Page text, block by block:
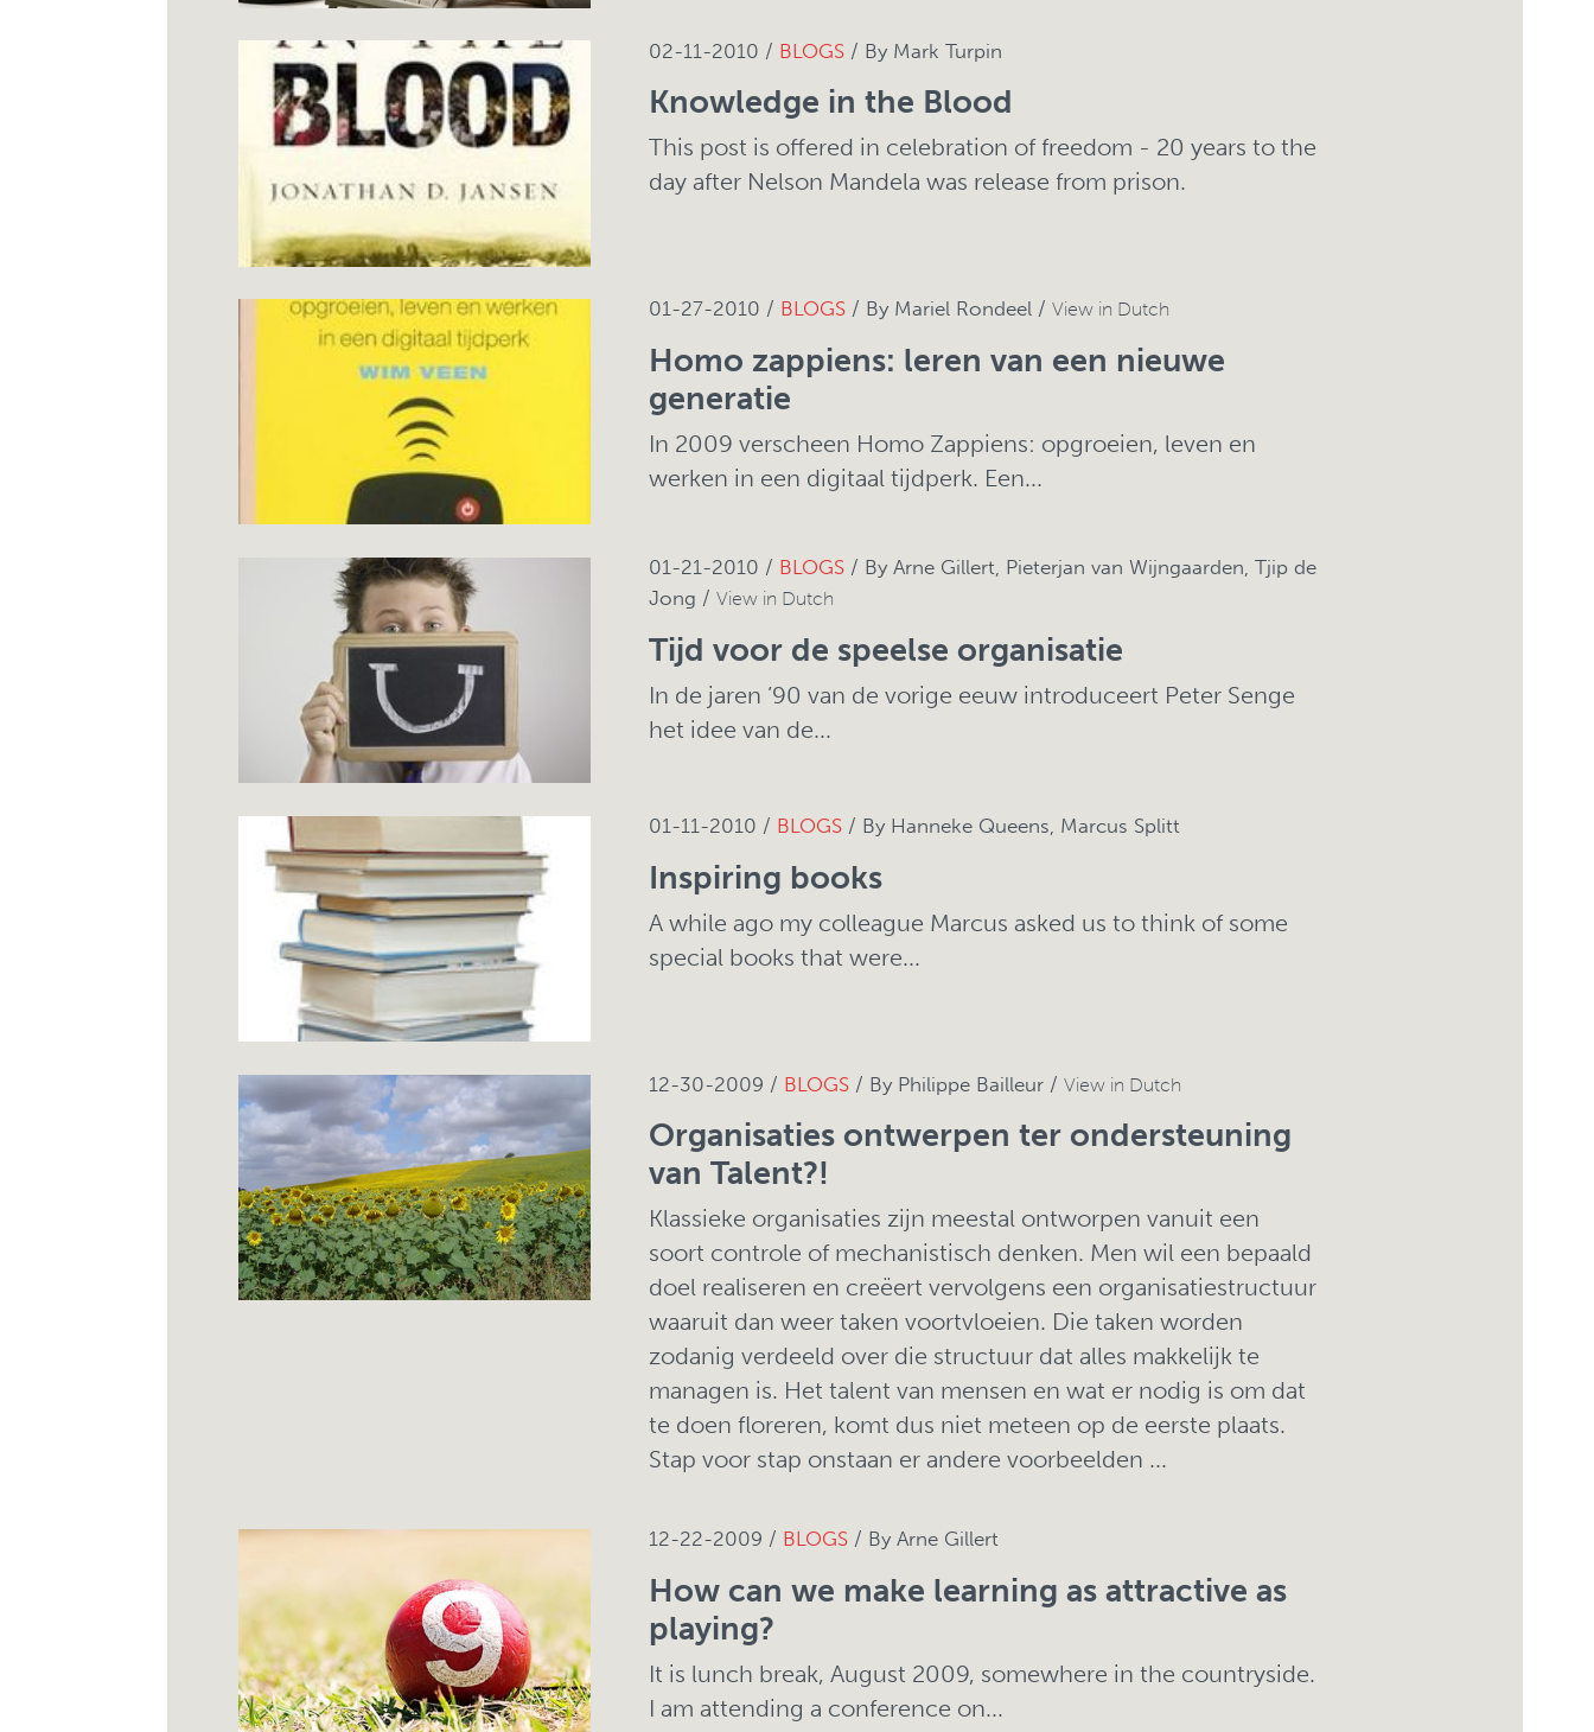
02-11-2010 / BLOGS / By Mark Turpin
Knowledge in the Blood
This post is offered in celebration of freedom - 20 years to the
day after Nelson Mandela was release from prison.
01-27-2010 / BLOGS / By Mariel Rondeel / View in Dutch
Homo zappiens: leren van een nieuwe
generatie
In 2009 verscheen Homo Zappiens: opgroeien, leven en
werken in een digitaal tijdperk. Een...
01-21-2010 / BLOGS / By Arne Gillert, Pieterjan van Wijngaarden, Tjip de
Jong / View in Dutch
Tijd voor de speelse organisatie
In de jaren ’90 van de vorige eeuw introduceert Peter Senge
het idee van de...
01-11-2010 / BLOGS / By Hanneke Queens, Marcus Splitt
Inspiring books
A while ago my colleague Marcus asked us to think of some
special books that were...
12-30-2009 / BLOGS / By Philippe Bailleur / View in Dutch
Organisaties ontwerpen ter ondersteuning
van Talent?!
Klassieke organisaties zijn meestal ontworpen vanuit een
soort controle of mechanistisch denken. Men wil een bepaald
doel realiseren en creëert vervolgens een organisatiestructuur
waaruit dan weer taken voortvloeien. Die taken worden
zodanig verdeeld over die structuur dat alles makkelijk te
managen is. Het talent van mensen en wat er nodig is om dat
te doen floreren, komt dus niet meteen op de eerste plaats.
Stap voor stap onstaan er andere voorbeelden ...
12-22-2009 / BLOGS / By Arne Gillert
How can we make learning as attractive as
playing?
It is lunch break, August 2009, somewhere in the countryside.
I am attending a conference on...